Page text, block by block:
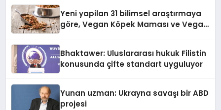
Yeni yapilan 31 bilimsel araştırmaya
göre, Vegan Köpek Maması ve Vegan
Bhaktawer: Uluslararası hukuk Filistin
konusunda çifte standart uyguluyor
Yunan uzman: Ukrayna savaşı bir ABD
projesi